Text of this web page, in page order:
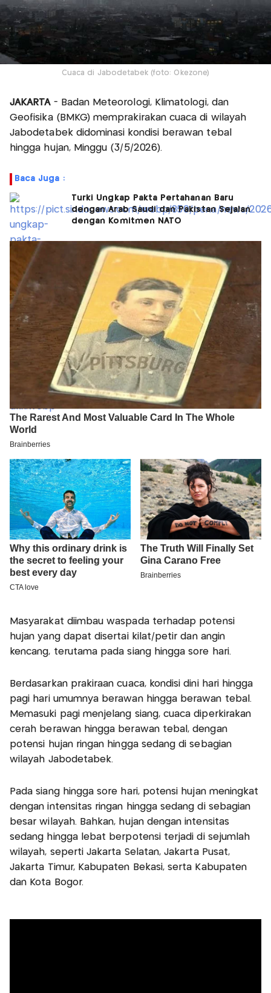
Cuaca di Jabodetabek (foto: Okezone)
JAKARTA- Badan Meteorologi, Klimatologi, dan
Geofisika (BMKG) memprakirakan cuaca di wilayah
Jabodetabek didominasi kondisi berawan tebal
hingga hujan, Minggu (3/5/2026).
Baca Juga :
Turki Ungkap Pakta Pertahanan Baru
dengan Arab Saudi dan Pakistan Sejalan
dengan Komitmen NATO
Masyarakat diimbau waspada terhadap potensi
hujan yang dapat disertai kilat/petir dan angin
kencang, terutama pada siang hingga sore hari.
Berdasarkan prakiraan cuaca, kondisi dini hari hingga
pagi hari umumnya berawan hingga berawan tebal.
Memasuki pagi menjelang siang, cuaca diperkirakan
cerah berawan hingga berawan tebal, dengan
potensi hujan ringan hingga sedang di sebagian
wilayah Jabodetabek.
Pada siang hingga sore hari, potensi hujan meningkat
dengan intensitas ringan hingga sedang di sebagian
besar wilayah. Bahkan, hujan dengan intensitas
sedang hingga lebat berpotensi terjadi di sejumlah
wilayah, seperti Jakarta Selatan, Jakarta Pusat,
Jakarta Timur, Kabupaten Bekasi, serta Kabupaten
dan Kota Bogor.